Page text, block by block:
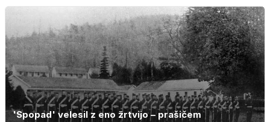
zakaj je še
vedno samska
slastne ocvrte
bučke
'Spopad' velesil z eno žrtvijo – prašičem